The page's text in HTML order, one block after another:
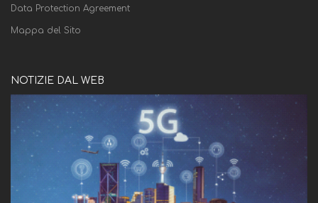
Data Protection Agreement
Mappa del Sito
NOTIZIE DAL WEB